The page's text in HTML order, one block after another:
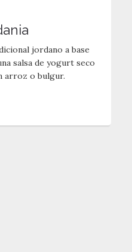
jordano a base
salsa de yogurt seco
arroz o bulgur.